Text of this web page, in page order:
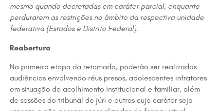
mesmo quando decretadas em caráter parcial, enquanto
perdurarem as restrições no âmbito da respectiva unidade
federativa (Estados e Distrito Federal).
Reabertura
Na primeira etapa da retomada, poderão ser realizadas
audiências envolvendo réus presos, adolescentes infratores
em situação de acolhimento institucional e familiar, além
de sessões do tribunal do júri e outras cujo caráter seja